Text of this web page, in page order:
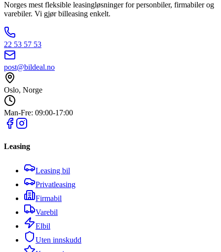
Norges mest fleksible leasingløsninger for personbiler, firmabiler og
varebiler. Vi gjør billeasing enkelt.
22 53 57 53
post@bildeal.no
Oslo, Norge
Man-Fre: 09:00-17:00
Leasing
Leasing bil
Privatleasing
Firmabil
Varebil
Elbil
Uten innskudd